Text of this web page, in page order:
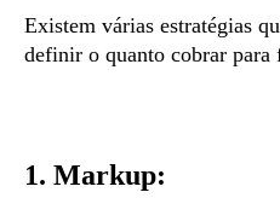
Existem várias estratégias
definir o quanto cobrar para
1. Markup: